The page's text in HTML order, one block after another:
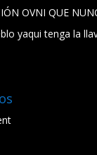
OVNI QUE
yaqui tenga la